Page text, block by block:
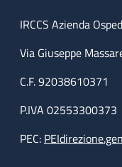
IRCCS Azienda
Via Giuseppe
C.F. 92038610371
P.IVA 02553300373
PEC: